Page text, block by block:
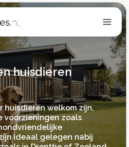
huisdieren
huisdieren welkom zijn,
voorzieningen zoals
ideaal gelegen nabij